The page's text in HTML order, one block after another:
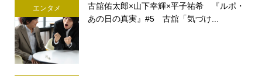
エンタメ
古舘佑太郎×山下幸輝×平子祐希 『ルポ・
あの日の真実』#5 古舘「気づけ...